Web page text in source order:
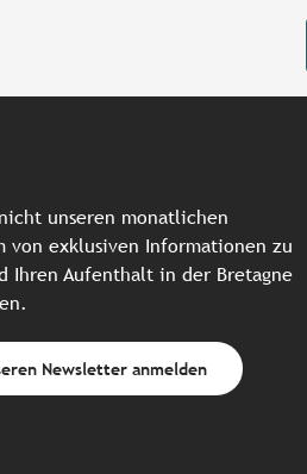
unseren monatlichen
von exklusiven Informationen zu
Ihren Aufenthalt in der Bretagne
Newsletter anmelden